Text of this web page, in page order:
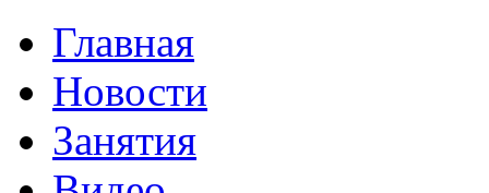
Главная
Новости
Занятия